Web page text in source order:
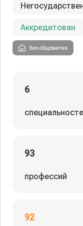
Аккредитован
Без общежития
6
93
профессий
92